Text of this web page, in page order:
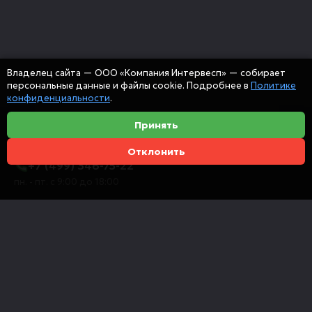
+7 (499) 346-75-22
Владелец сайта — ООО «Компания Интервесп» — собирает
персональные данные и файлы cookie. Подробнее в Политике
конфиденциальности.
Принять
Отклонить